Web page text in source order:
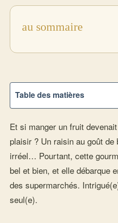
au sommaire
Table des matières
Et si manger un fruit
plaisir ? Un raisin au goût
irréel… Pourtant, cette
bel et bien, et elle débarque
des supermarchés.
seul(e).